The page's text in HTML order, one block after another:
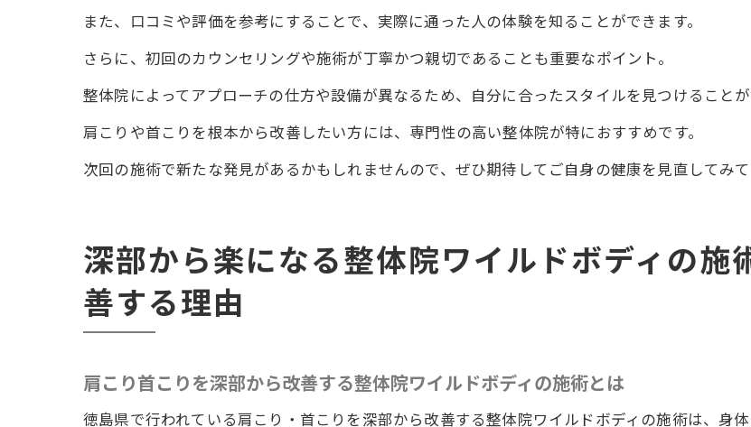
肩こり首こりを忘れるための整体院ワイルドボディの施
新たな健康生活をスタートするワイルドボディの整体
肩こりの悩みと日常生活の影響
整体治療とは？その基本と効果
あなたも整体院ワイルドボディの施術で新しい生活を始めよ
また、口コミや評価を参考にすることで、実際に通った人の体験を知ることができます。
さらに、初回のカウンセリングや施術が丁寧かつ親切であることも重要なポイント。
整体院によってアプローチの仕方や設備が異なるため、自分に合ったスタイルを見つけることが
肩こりや首こりを根本から改善したい方には、専門性の高い整体院が特におすすめです。
次回の施術で新たな発見があるかもしれませんので、ぜひ期待してご自身の健康を見直してみて
深部から楽になる整体院ワイルドボディの施
善する理由
肩こり首こりを深部から改善する整体院ワイルドボディの施術とは
徳島県で行われている肩こり・首こりを深部から改善する整体院ワイルドボディの施術は、身